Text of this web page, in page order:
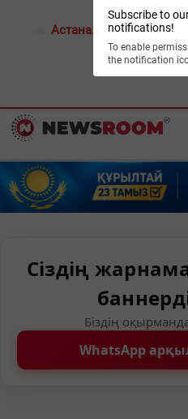
Subscribe to
notifications!
To enable
the notification
Астана: 20°C
Сіздің
Біздің
WhatsApp